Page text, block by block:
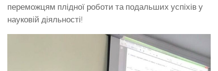
переможцям плідної роботи та подальших успіхів у
науковій діяльності!